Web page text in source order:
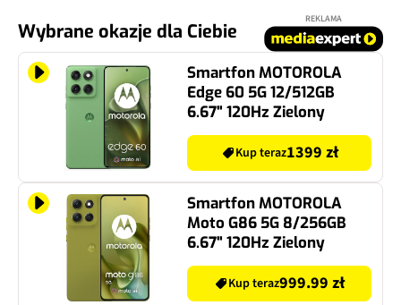
Wybrane okazje dla Ciebie
REKLAMA
Smartfon MOTOROLA
Edge 60 5G 12/512GB
6.67" 120Hz Zielony
Kup teraz1399 zł
Smartfon MOTOROLA
Moto G86 5G 8/256GB
6.67" 120Hz Zielony
Kup teraz999.99 zł